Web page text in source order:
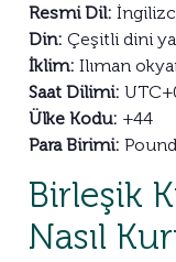
Resmi Dil:
Din: Çeşitli dini
İklim: Ilıman
Saat Dilimi:
Ülke Kodu: +44
Para Birimi:
Birleşik
Nasıl